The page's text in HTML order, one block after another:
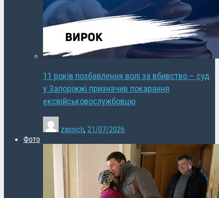
11 років позбавлення волі за вбивство – суд
у Запоріжжі призначив покарання
ексвійськовослужбовцю
zapsich, 21/07/2026
Фото